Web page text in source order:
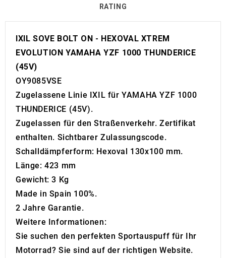
RATING
IXIL SOVE BOLT ON - HEXOVAL XTREM
EVOLUTION YAMAHA YZF 1000 THUNDERICE
(45V)
OY9085VSE
Zugelassene Linie IXIL für YAMAHA YZF 1000
THUNDERICE (45V).
Zugelassen für den Straßenverkehr. Zertifikat
enthalten. Sichtbarer Zulassungscode.
Schalldämpferform: Hexoval 130x100 mm.
Länge: 423 mm
Gewicht: 3 Kg
Made in Spain 100%.
2 Jahre Garantie.
Weitere Informationen:
Sie suchen den perfekten Sportauspuff für Ihr
Motorrad? Sie sind auf der richtigen Website.